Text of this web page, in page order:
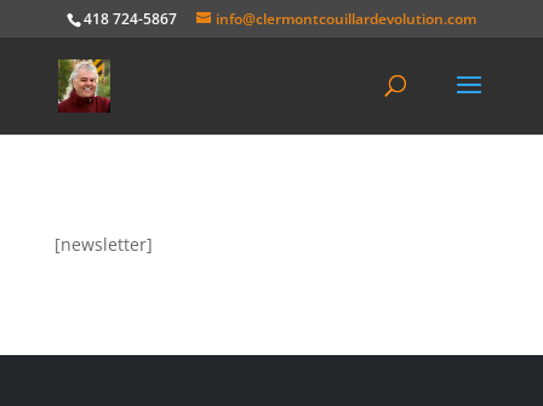
418 724-5867 info@clermontcouillardevolution.com
[newsletter]